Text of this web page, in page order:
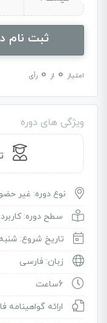
ثبت نام
امتیاز 0 از 0 رأی
ویژگی های دوره
نوع دوره: غیر
سطح دوره:
تاریخ شروع: شنبه 10 تیر، ساعت 15 الی 21
زبان: فارسی
6ساعت
ارائه